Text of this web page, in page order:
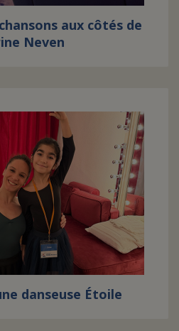
aux côtés de
Neven
danseuse Étoile